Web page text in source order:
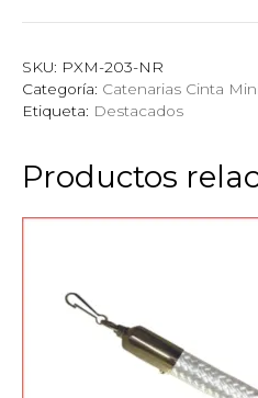
SKU: PXM-203-NR
Categoría: Catenarias Cinta
Etiqueta: Destacados
Productos